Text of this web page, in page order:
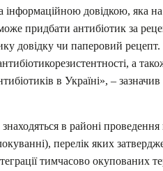
довідкою, яка на
придбати антибіотик за
довідку чи паперовий рецепт.
а
в Україні», –
в районі
перелік яких
тимчасово окупованих